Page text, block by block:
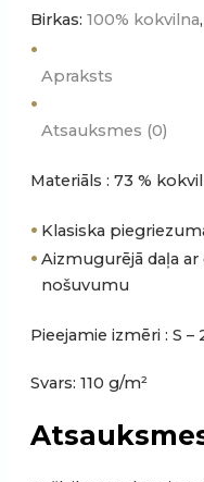
Birkas: 100% kokvilna,
Apraksts
Atsauksmes (0)
Materiāls : 73 %
Klasiska
Aizmugurējā daļa
nošuvumu
Pieejamie izmēri : S –
Svars: 110 g/m²